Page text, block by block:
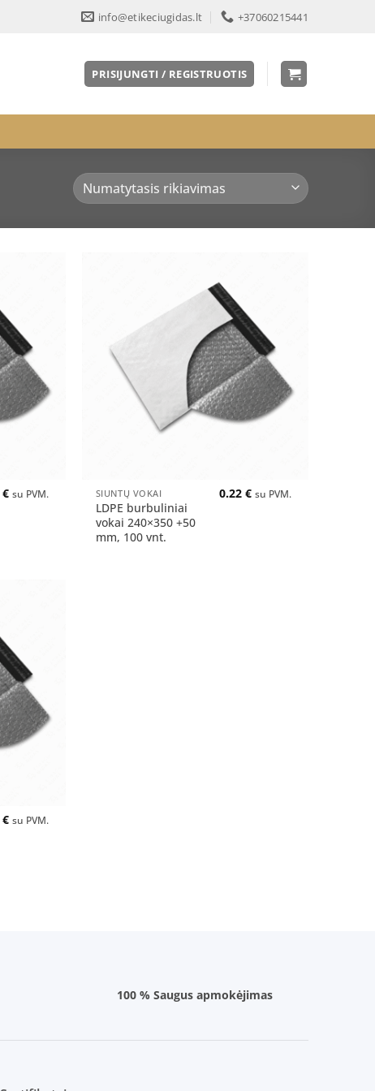
info@etikeciugidas.lt +37060215441
PRISIJUNGTI / REGISTRUOTIS
€ su PVM. SIUNTŲ VOKAI
LDPE burbuliniai
vokai 240×350 +50
mm, 100 vnt.
0.22 € su PVM.
€ su PVM.
100 % Saugus apmokėjimas